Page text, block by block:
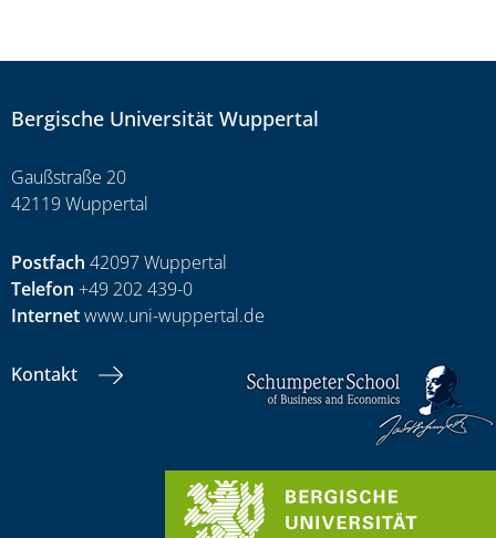
Bergische Universität Wuppertal
Gaußstraße 20
42119 Wuppertal
Postfach 42097 Wuppertal
Telefon +49 202 439-0
Internetwww.uni-wuppertal.de
Kontakt